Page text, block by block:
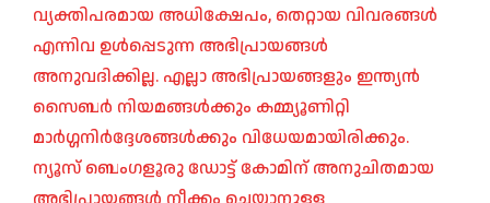
വ്യക്തിപരമായ അധിക്ഷേപം, തെറ്റായ വിവരങ്ങൾ
എന്നിവ ഉൾപ്പെടുന്ന അഭിപ്രായങ്ങൾ
അനുവദിക്കില്ല. എല്ലാ അഭിപ്രായങ്ങളും ഇന്ത്യൻ
സൈബർ നിയമങ്ങൾക്കും കമ്മ്യൂണിറ്റി
മാർഗ്ഗനിർദ്ദേശങ്ങൾക്കും വിധേയമായിരിക്കും.
ന്യൂസ് ബെംഗളൂരു ഡോട്ട് കോമിന് അനുചിതമായ